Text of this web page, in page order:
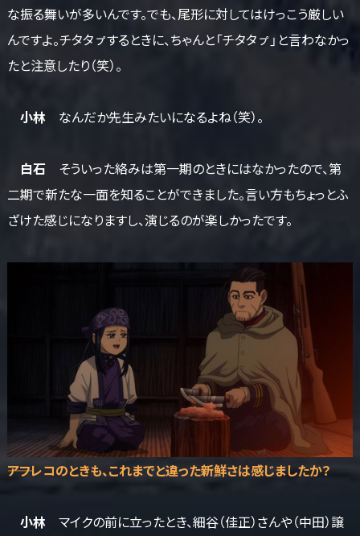
な振る舞いが多いんです。でも、尾形に対してはけっこう厳しい
んですよ。チタタㇷ゚するときに、ちゃんと「チタタㇷ゚」と言わなかっ
たと注意したり（笑）。
小林なんだか先生みたいになるよね（笑）。
白石 そういった絡みは第一期のときにはなかったので、第
二期で新たな一面を知ることができました。言い方もちょっとふ
ざけた感じになりますし、演じるのが楽しかったです。
――アフレコのときも、これまでと違った新鮮さは感じましたか？
小林マイクの前に立ったとき、細谷（佳正）さんや（中田）譲